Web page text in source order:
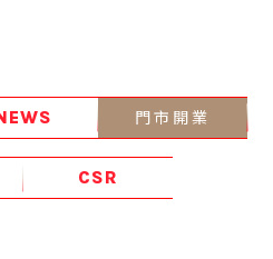
門市開業
CSR